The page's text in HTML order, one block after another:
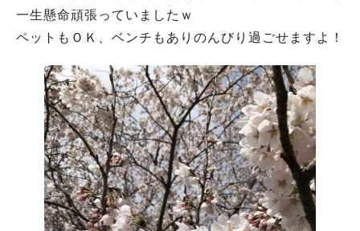
一生懸命頑張っていましたｗ
ペットもＯＫ、ベンチもありのんびり過ごせますよ！